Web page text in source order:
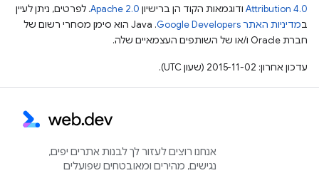
Attribution 4.0 ודוגמאות הקוד הן ברישיון Apache 2.0. לפרטים, ניתן לעיין
במדיניות האתר Google Developers‏
.‏ Java הוא סימן מסחרי רשום של
חברת Oracle ו/או של השותפים העצמאיים שלה.
עדכון אחרון: 2015-11-02 (שעון UTC).
אנחנו רוצים לעזור לך לבנות אתרים יפים,
נגישים, מהירים ומאובטחים שפועלים